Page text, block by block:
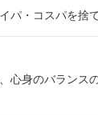
・コスパを捨て
心身のバランス